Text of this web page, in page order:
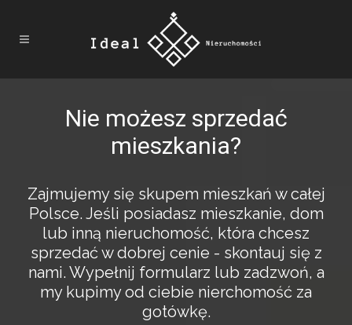
Nie możesz sprzedać
mieszkania?
Zajmujemy się skupem mieszkań w całej
Polsce. Jeśli posiadasz mieszkanie, dom
lub inną nieruchomość, która chcesz
sprzedać w dobrej cenie - skontauj się z
nami. Wypełnij formularz lub zadzwoń, a
my kupimy od ciebie nierchomość za
gotówkę.